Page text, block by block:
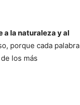
a la naturaleza y al
porque cada palabra
los más